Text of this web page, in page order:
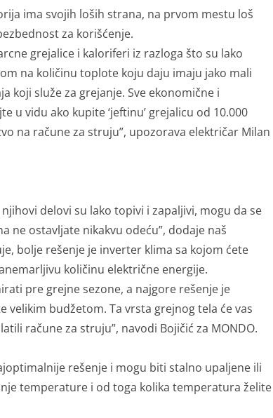
ima svojih loših strana, na prvom mestu loš
za korišćenje.
grejalice i kaloriferi iz razloga što su lako
na količinu toplote koju daju imaju jako mali
koji služe za grejanje. Sve ekonomične i
u vidu ako kupite ‘jeftinu’ grejalicu od 10.000
na račune za struju”, upozorava električar Milan
delovi su lako topivi i zapaljivi, mogu da se
ne ostavljate nikakvu odeću”, dodaje naš
bolje rešenje je inverter klima sa kojom ćete
količinu električne energije.
pre grejne sezone, a najgore rešenje je
velikim budžetom. Ta vrsta grejnog tela će vas
račune za struju”, navodi Bojičić za MONDO.
rešenje i mogu biti stalno upaljene ili
temperature i od toga kolika temperatura želite